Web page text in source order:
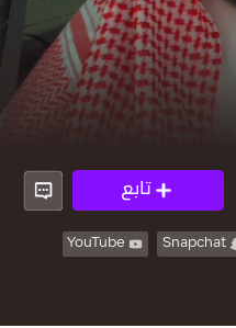
تابع
Snapchat